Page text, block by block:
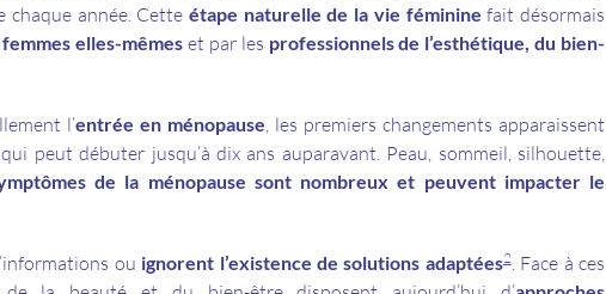
chaque année. Cette étape naturelle de la vie féminine fait désormais
femmes elles-mêmes et par les professionnels de l’esthétique, du bien-
l’entrée en ménopause, les premiers changements apparaissent
peut débuter jusqu’à dix ans auparavant. Peau, sommeil, silhouette,
de la ménopause sont nombreux et peuvent impacter le
ou ignorent l’existence de solutions adaptées2. Face à ces